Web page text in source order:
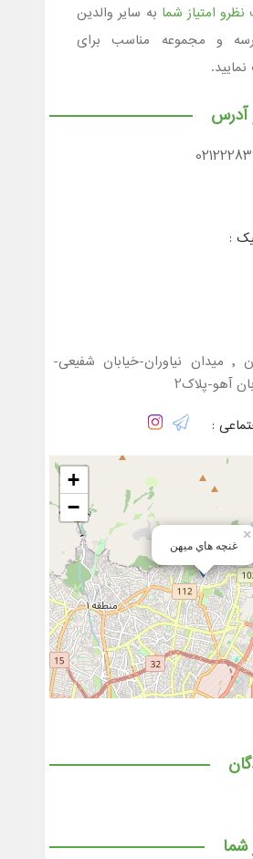
امتیاز شما به سایر والدین
و مجموعه مناسب برای
آدرس
:
, میدان نیاوران-خیابان شفیعی-
آهو-پلاک2
:
غنچه هاي ميهن
×
+
−
شما